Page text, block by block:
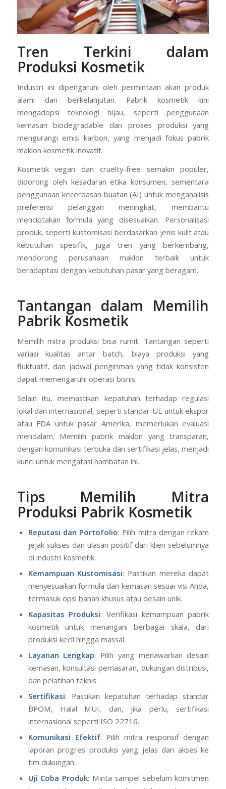
Tren Terkini dalam
Produksi Kosmetik
Industri ini dipengaruhi oleh permintaan akan produk
alami dan berkelanjutan. Pabrik kosmetik kini
mengadopsi teknologi hijau, seperti penggunaan
kemasan biodegradable dan proses produksi yang
mengurangi emisi karbon, yang menjadi fokus pabrik
maklon kosmetik inovatif.
Kosmetik vegan dan cruelty-free semakin populer,
didorong oleh kesadaran etika konsumen, sementara
penggunaan kecerdasan buatan (AI) untuk menganalisis
preferensi pelanggan meningkat, membantu
menciptakan formula yang disesuaikan. Personalisasi
produk, seperti kustomisasi berdasarkan jenis kulit atau
kebutuhan spesifik, juga tren yang berkembang,
mendorong perusahaan maklon terbaik untuk
beradaptasi dengan kebutuhan pasar yang beragam.
Tantangan dalam Memilih
Pabrik Kosmetik
Memilih mitra produksi bisa rumit. Tantangan seperti
variasi kualitas antar batch, biaya produksi yang
fluktuatif, dan jadwal pengiriman yang tidak konsisten
dapat memengaruhi operasi bisnis.
Selain itu, memastikan kepatuhan terhadap regulasi
lokal dan internasional, seperti standar UE untuk ekspor
atau FDA untuk pasar Amerika, memerlukan evaluasi
mendalam. Memilih pabrik maklon yang transparan,
dengan komunikasi terbuka dan sertifikasi jelas, menjadi
kunci untuk mengatasi hambatan ini.
Tips Memilih Mitra
Produksi Pabrik Kosmetik
Reputasi dan Portofolio: Pilih mitra dengan rekam
jejak sukses dan ulasan positif dari klien sebelumnya
di industri kosmetik.
Kemampuan Kustomisasi: Pastikan mereka dapat
menyesuaikan formula dan kemasan sesuai visi Anda,
termasuk opsi bahan khusus atau desain unik.
Kapasitas Produksi: Verifikasi kemampuan pabrik
kosmetik untuk menangani berbagai skala, dari
produksi kecil hingga massal.
Layanan Lengkap: Pilih yang menawarkan desain
kemasan, konsultasi pemasaran, dukungan distribusi,
dan pelatihan teknis.
Sertifikasi: Pastikan kepatuhan terhadap standar
BPOM, Halal MUI, dan, jika perlu, sertifikasi
internasional seperti ISO 22716.
Komunikasi Efektif: Pilih mitra responsif dengan
laporan progres produksi yang jelas dan akses ke
tim dukungan.
Uji Coba Produk: Minta sampel sebelum komitmen